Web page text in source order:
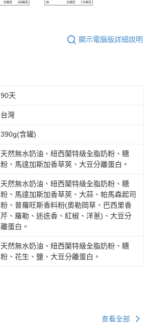
顯示電腦版詳細說明
90天
台灣
390g(含罐)
天然無水奶油、紐西蘭特級全脂奶粉、糖
粉、馬達加斯加香草莢、大豆分離蛋白。
天然無水奶油、紐西蘭特級全脂奶粉、糖
粉、馬達加斯加香草莢、大蒜、帕馬森起司
粉、普羅旺斯香料粉(奧勒岡草、巴西里香
芹、羅勒、迷迭香、紅椒、洋蔥)、大豆分
離蛋白。
天然無水奶油、紐西蘭特級全脂奶粉、糖
粉、花生、鹽、大豆分離蛋白。
查看全部